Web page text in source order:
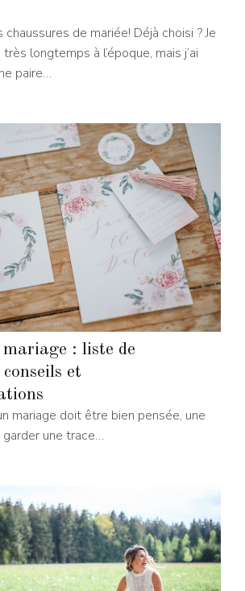
de mariée! Déjà choisi ? Je
longtemps à l’époque, mais j’ai
paire…
: liste de
et
mariage doit être bien pensée, une
une trace…